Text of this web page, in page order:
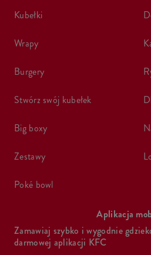
kubełki
wrapy
burgery
stwórz swój kubełek
big boxy
zestawy
poké bowl
Aplikacja
Zamawiaj szybko i wygodnie
darmowej aplikacji KFC